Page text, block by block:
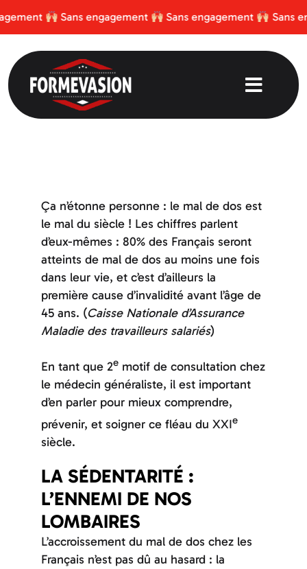
au
Sans engagement Sans engagement Sans
Toggle
Tarifs
Conseils sportifs
Entrainements
Vos objectifs
Contact
Ça n’étonne personne : le mal de dos est
le mal du siècle ! Les chiffres parlent
d’eux-mêmes : 80% des Français seront
atteints de mal de dos au moins une fois
dans leur vie, et c’est d’ailleurs la
première cause d’invalidité avant l’âge de
45 ans. (Caisse Nationale d’Assurance
Maladie des travailleurs salariés)
En tant que 2emotif de consultation chez
le médecin généraliste, il est important
d’en parler pour mieux comprendre,
prévenir, et soigner ce fléau du XXIe
siècle.
LA SÉDENTARITÉ :
L’ENNEMI DE NOS
LOMBAIRES
L’accroissement du mal de dos chez les
Français n’est pas dû au hasard : la